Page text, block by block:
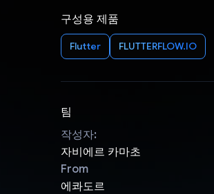
구성용 제품
Flutter FLUTTERFLOW.IO
팀
작성자:
자비에르 카마초
From
에콰도르